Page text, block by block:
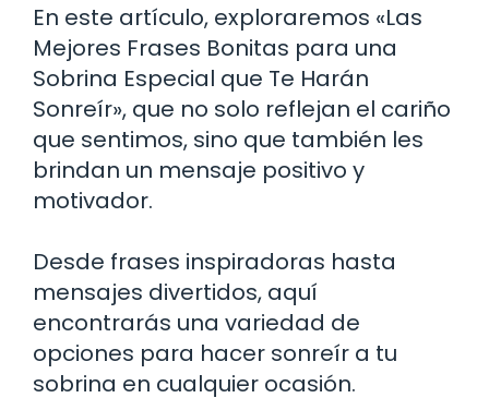
En este artículo, exploraremos «Las
Mejores Frases Bonitas para una
Sobrina Especial que Te Harán
Sonreír», que no solo reflejan el cariño
que sentimos, sino que también les
brindan un mensaje positivo y
motivador.
Desde frases inspiradoras hasta
mensajes divertidos, aquí
encontrarás una variedad de
opciones para hacer sonreír a tu
sobrina en cualquier ocasión.